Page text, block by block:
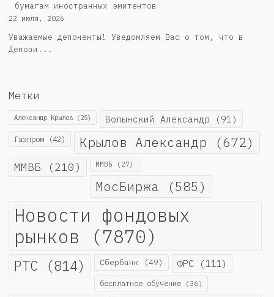
бумагам иностранных эмитентов
22 июля, 2026
Уважаемые депоненты! Уведомляем Вас о том, что в
Депози...
Метки
Александр Крылов (25) Волынский Александр (91)
Газпром (42) Крылов Александр (672)
ММВБ (210) ММВБ (27)
МосБиржа (585)
Новости фондовых
рынков (7870)
РТС (814) Сбербанк (49) ФРС (111)
бесплатное обучение (36)